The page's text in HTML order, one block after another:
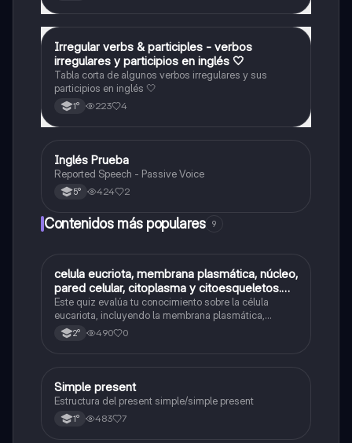
Inglés
Irregular verbs & participles - verbos
irregulares y participios en inglés 🤍
Tabla corta de algunos verbos irregulares y sus
participios en inglés 🤍
1° 223 4
IInglés
Inglés Prueba
Reported Speech - Passive Voice
5° 424 2
Contenidos más populares 9
CBiología
celula eucriota, membrana plasmática, núcleo,
pared celular, citoplasma y citoesqueletos.
nombre se las partes de la celula eucariota
Este quiz evalúa tu conocimiento sobre la célula
eucariota, incluyendo la membrana plasmática,
núcleo, pared celular, citoplasma y citoesqueleto.
2° 490 0
Inglés
Simple present
Estructura del present simple/simple present
1° 483 7